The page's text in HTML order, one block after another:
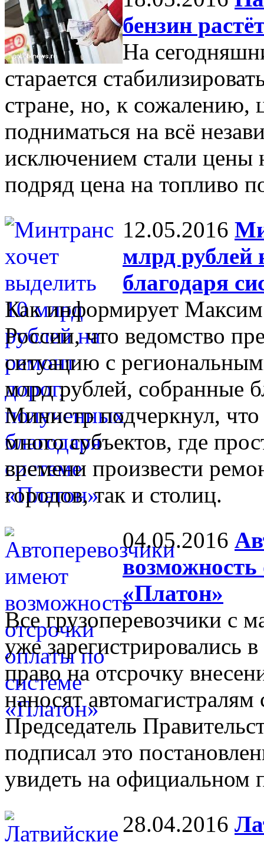
бензин
На
старается
стране, но, к сожалению,
подниматься на всё
исключением стали цены
подряд цена на топливо
12.05.2016
млрд рублей
благодаря
Как информирует
России, что ведомство
ситуацию с
млрд рублей, собранные
Министр подчеркнул,
много субъектов, где
времени произвести
городов, так и столиц.
04.05.2016
«Платон»
Все грузоперевозчики с
уже зарегистрировались
право на отсрочку
наносят
Председатель
подписал это
увидеть на официальном
28.04.2016